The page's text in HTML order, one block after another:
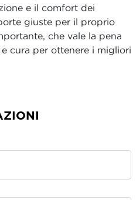
e il comfort dei
giuste per il proprio
che vale la pena
cura per ottenere i migliori